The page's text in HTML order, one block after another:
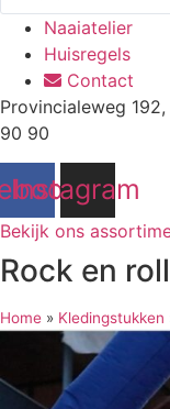
Naaiatelier
Huisregels
Contact
Provincialeweg
90 90
Instagram
Bekijk ons
Rock en
Home » Kledingstukken